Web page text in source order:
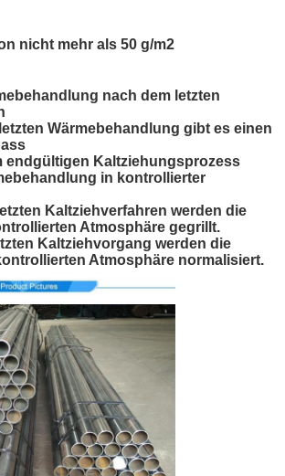
nicht mehr als 50 g/m2
nach dem letzten
Wärmebehandlung gibt es einen
endgültigen Kaltziehungsprozess
in kontrollierter
Kaltziehverfahren werden die
Atmosphäre gegrillt.
Kaltziehvorgang werden die
Atmosphäre normalisiert.